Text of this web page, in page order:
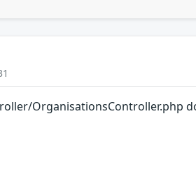
OrganisationsController.php